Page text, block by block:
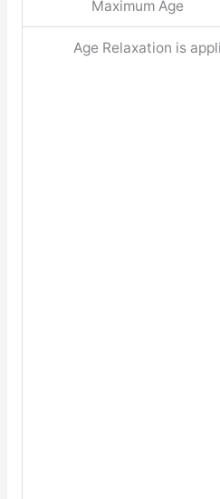
Maximum Age
Age Relaxation is